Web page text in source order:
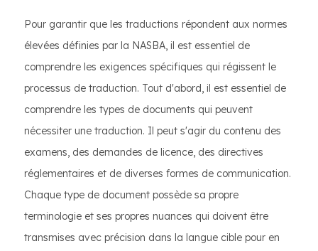
Pour garantir que les traductions répondent aux normes
élevées définies par la NASBA, il est essentiel de
comprendre les exigences spécifiques qui régissent le
processus de traduction. Tout d'abord, il est essentiel de
comprendre les types de documents qui peuvent
nécessiter une traduction. Il peut s'agir du contenu des
examens, des demandes de licence, des directives
réglementaires et de diverses formes de communication.
Chaque type de document possède sa propre
terminologie et ses propres nuances qui doivent être
transmises avec précision dans la langue cible pour en